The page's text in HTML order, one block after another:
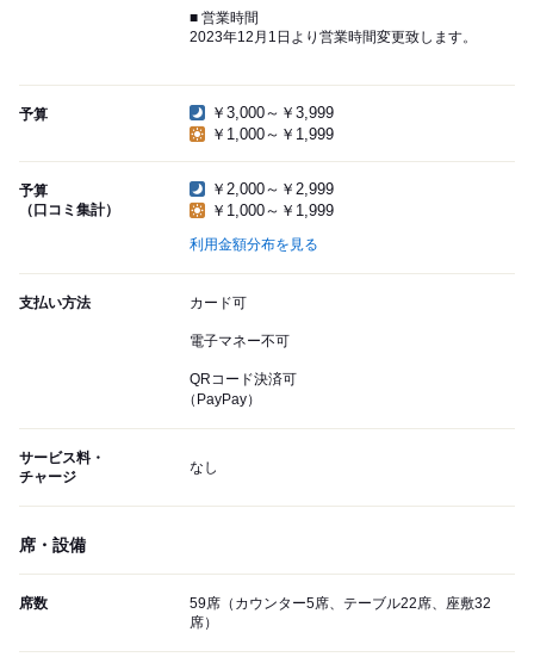
■ 営業時間
2023年12月1日より営業時間変更致します。
予算
￥3,000～￥3,999
￥1,000～￥1,999
予算
（口コミ集計）
￥2,000～￥2,999
￥1,000～￥1,999
利用金額分布を見る
支払い方法 カード可
電子マネー不可
QRコード決済可
（PayPay）
サービス料・
チャージ
なし
席・設備
席数
59席（カウンター5席、テーブル22席、座敷32
席）